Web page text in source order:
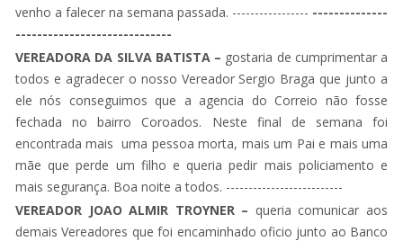
venho a falecer na semana passada. ----------------- --------------
-----------------------------
VEREADORA DA SILVA BATISTA– gostaria de cumprimentar a
todos e agradecer o nosso Vereador Sergio Braga que junto a
ele nós conseguimos que a agencia do Correio não fosse
fechada no bairro Coroados. Neste final de semana foi
encontrada mais uma pessoa morta, mais um Pai e mais uma
mãe que perde um filho e queria pedir mais policiamento e
mais segurança. Boa noite a todos. --------------------------
VEREADOR JOAO ALMIR TROYNER – queria comunicar aos
demais Vereadores que foi encaminhado oficio junto ao Banco